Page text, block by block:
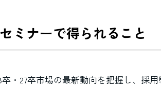
ミナーで得られること
卒・27卒市場の最新動向を把握し、採